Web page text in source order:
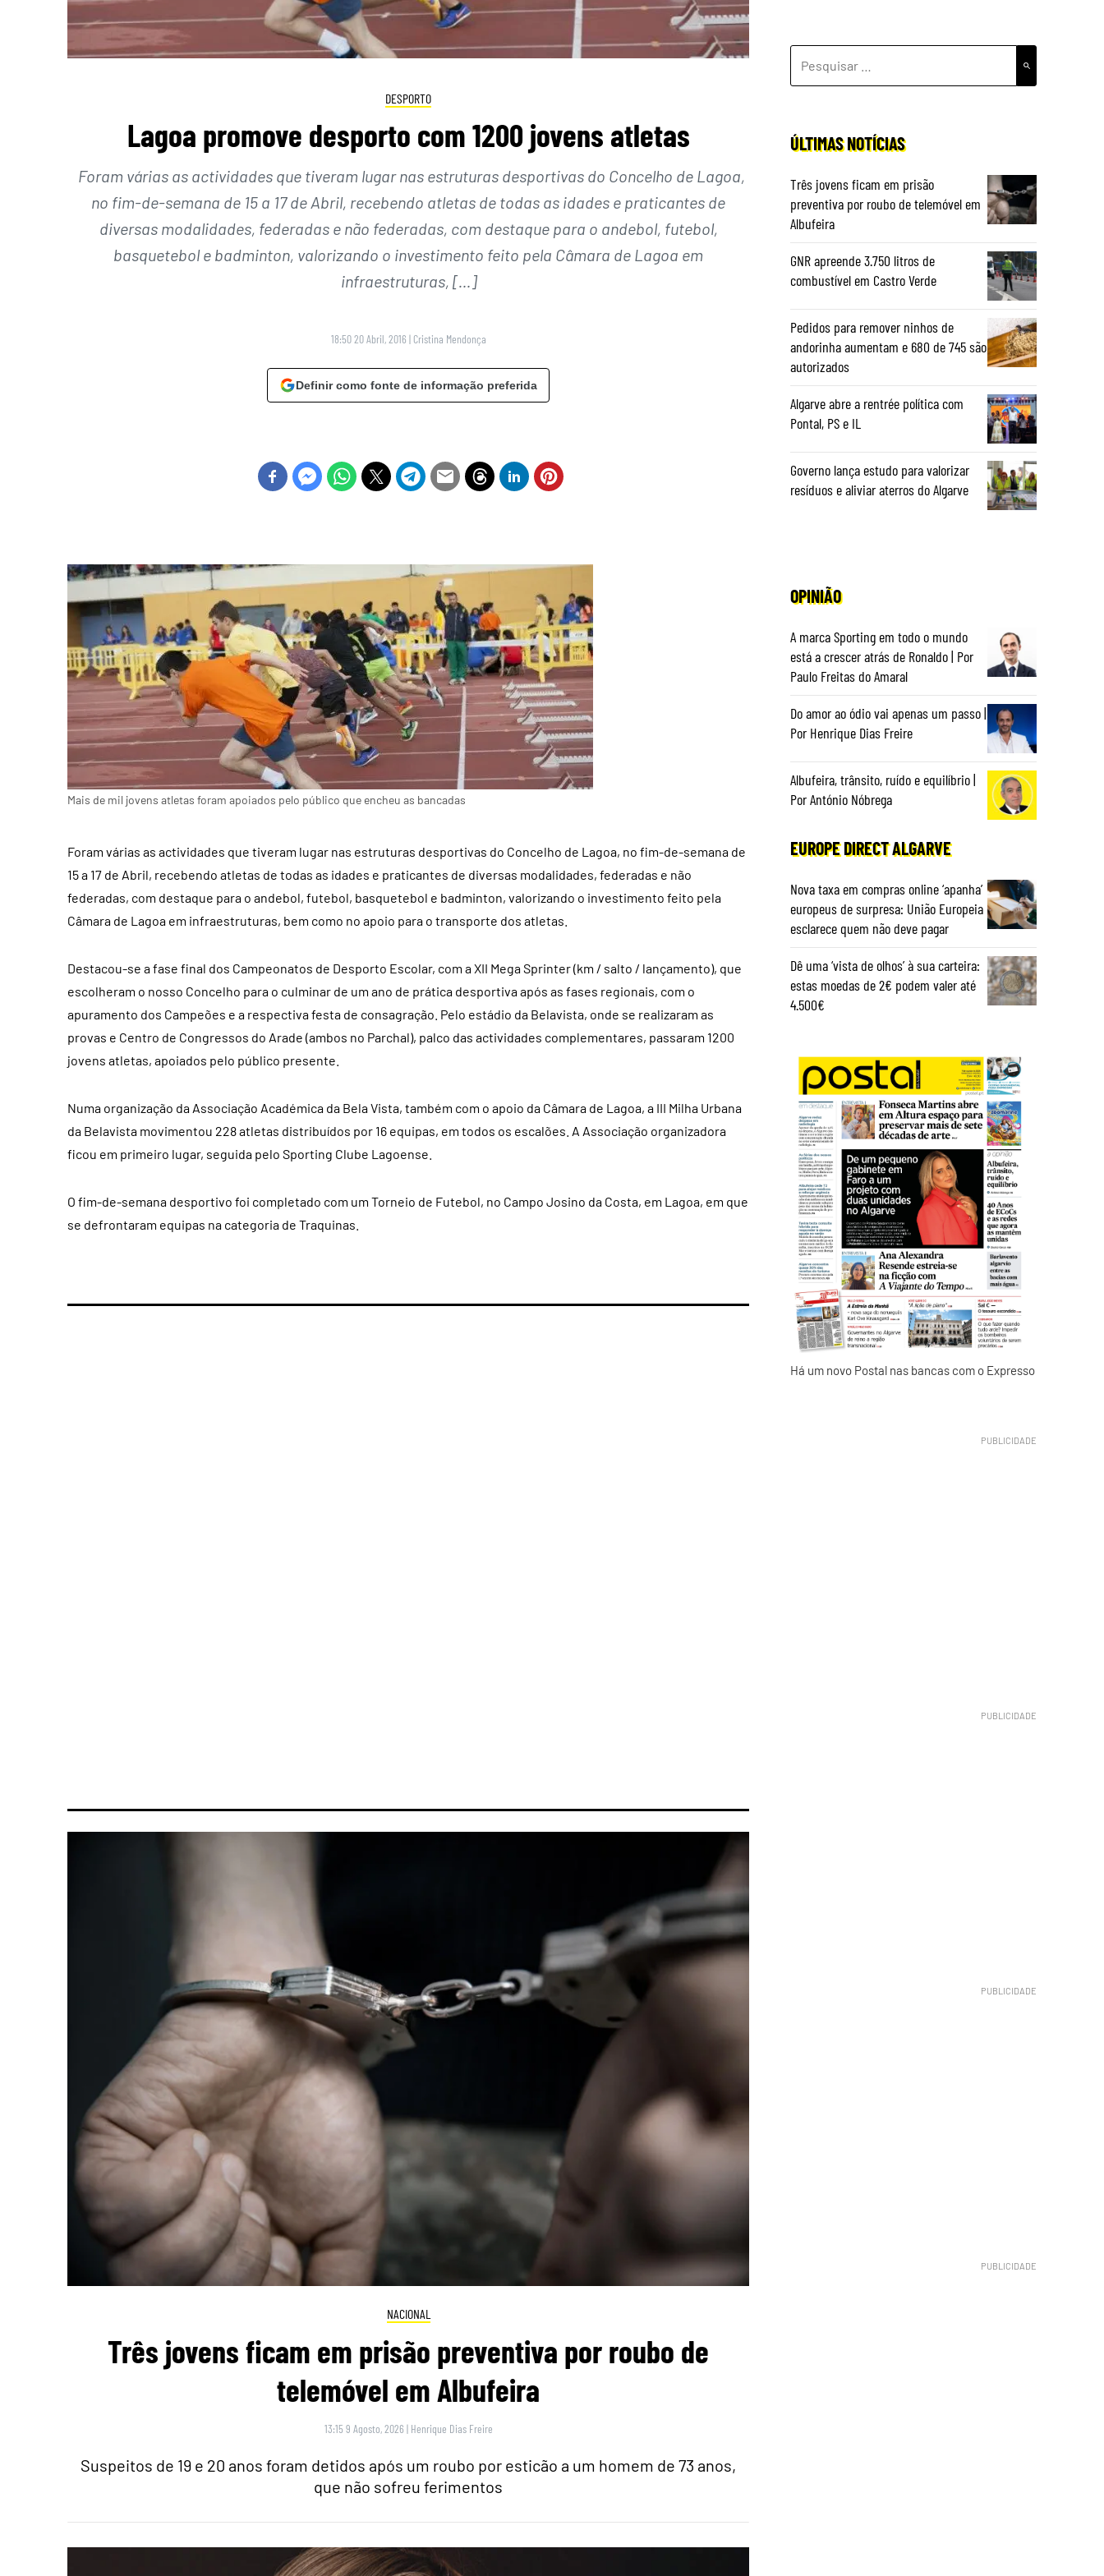
DESPORTO
Lagoa promove desporto com 1200 jovens atletas
Foram várias as actividades que tiveram lugar nas estruturas desportivas do Concelho de Lagoa,
no fim-de-semana de 15 a 17 de Abril, recebendo atletas de todas as idades e praticantes de
diversas modalidades, federadas e não federadas, com destaque para o andebol, futebol,
basquetebol e badminton, valorizando o investimento feito pela Câmara de Lagoa em
infraestruturas, […]
18:50 20 Abril, 2016 | Cristina Mendonça
Definir como fonte de informação preferida
Mais de mil jovens atletas foram apoiados pelo público que encheu as bancadas
Foram várias as actividades que tiveram lugar nas estruturas desportivas do Concelho de Lagoa, no fim-de-semana de
15 a 17 de Abril, recebendo atletas de todas as idades e praticantes de diversas modalidades, federadas e não
federadas, com destaque para o andebol, futebol, basquetebol e badminton, valorizando o investimento feito pela
Câmara de Lagoa em infraestruturas, bem como no apoio para o transporte dos atletas.
Destacou-se a fase final dos Campeonatos de Desporto Escolar, com a XII Mega Sprinter (km / salto / lançamento), que
escolheram o nosso Concelho para o culminar de um ano de prática desportiva após as fases regionais, com o
apuramento dos Campeões e a respectiva festa de consagração. Pelo estádio da Belavista, onde se realizaram as
provas e Centro de Congressos do Arade (ambos no Parchal), palco das actividades complementares, passaram 1200
jovens atletas, apoiados pelo público presente.
Numa organização da Associação Académica da Bela Vista, também com o apoio da Câmara de Lagoa, a III Milha Urbana
da Belavista movimentou 228 atletas distribuídos por 16 equipas, em todos os escalões. A Associação organizadora
ficou em primeiro lugar, seguida pelo Sporting Clube Lagoense.
O fim-de-semana desportivo foi completado com um Torneio de Futebol, no Campo Josino da Costa, em Lagoa, em que
se defrontaram equipas na categoria de Traquinas.
NACIONAL
Três jovens ficam em prisão preventiva por roubo de
telemóvel em Albufeira
13:15 9 Agosto, 2026 | Henrique Dias Freire
Suspeitos de 19 e 20 anos foram detidos após um roubo por esticão a um homem de 73 anos,
que não sofreu ferimentos
POR:
ÚLTIMAS NOTÍCIAS
Três jovens ficam em prisão
preventiva por roubo de telemóvel em
Albufeira
GNR apreende 3.750 litros de
combustível em Castro Verde
Pedidos para remover ninhos de
andorinha aumentam e 680 de 745 são
autorizados
Algarve abre a rentrée política com
Pontal, PS e IL
Governo lança estudo para valorizar
resíduos e aliviar aterros do Algarve
OPINIÃO
A marca Sporting em todo o mundo
está a crescer atrás de Ronaldo | Por
Paulo Freitas do Amaral
Do amor ao ódio vai apenas um passo |
Por Henrique Dias Freire
Albufeira, trânsito, ruído e equilíbrio |
Por António Nóbrega
EUROPE DIRECT ALGARVE
Nova taxa em compras online ‘apanha’
europeus de surpresa: União Europeia
esclarece quem não deve pagar
Dê uma ‘vista de olhos’ à sua carteira:
estas moedas de 2€ podem valer até
4.500€
Há um novo Postal nas bancas com o Expresso